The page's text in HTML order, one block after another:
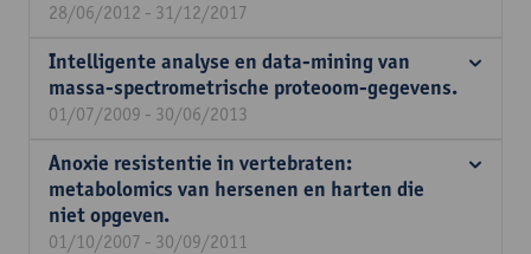
28/06/2012 - 31/12/2017
Intelligente analyse en data-mining van
massa-spectrometrische proteoom-gegevens.
01/07/2009 - 30/06/2013
Anoxie resistentie in vertebraten:
metabolomics van hersenen en harten die
niet opgeven.
01/10/2007 - 30/09/2011